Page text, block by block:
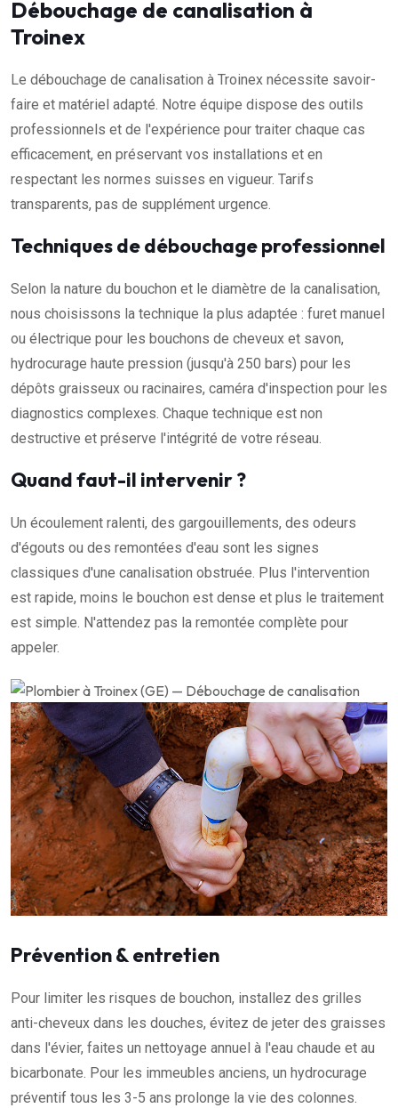
Débouchage de canalisation à
Troinex
Le débouchage de canalisation à Troinex nécessite savoir-
faire et matériel adapté. Notre équipe dispose des outils
professionnels et de l'expérience pour traiter chaque cas
efficacement, en préservant vos installations et en
respectant les normes suisses en vigueur. Tarifs
transparents, pas de supplément urgence.
Techniques de débouchage professionnel
Selon la nature du bouchon et le diamètre de la canalisation,
nous choisissons la technique la plus adaptée : furet manuel
ou électrique pour les bouchons de cheveux et savon,
hydrocurage haute pression (jusqu'à 250 bars) pour les
dépôts graisseux ou racinaires, caméra d'inspection pour les
diagnostics complexes. Chaque technique est non
destructive et préserve l'intégrité de votre réseau.
Quand faut-il intervenir ?
Un écoulement ralenti, des gargouillements, des odeurs
d'égouts ou des remontées d'eau sont les signes
classiques d'une canalisation obstruée. Plus l'intervention
est rapide, moins le bouchon est dense et plus le traitement
est simple. N'attendez pas la remontée complète pour
appeler.
Prévention & entretien
Pour limiter les risques de bouchon, installez des grilles
anti-cheveux dans les douches, évitez de jeter des graisses
dans l'évier, faites un nettoyage annuel à l'eau chaude et au
bicarbonate. Pour les immeubles anciens, un hydrocurage
préventif tous les 3-5 ans prolonge la vie des colonnes.